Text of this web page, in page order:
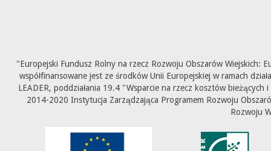
"Europejski Fundusz Rolny na rzecz Rozwoju Obszarów Wiejskich:
współfinansowane jest ze środków Unii Europejskiej w ramach
LEADER, poddziałania 19.4 "Wsparcie na rzecz kosztów
2014-2020 Instytucja Zarządzająca Programem Rozwoju
Rozwoju